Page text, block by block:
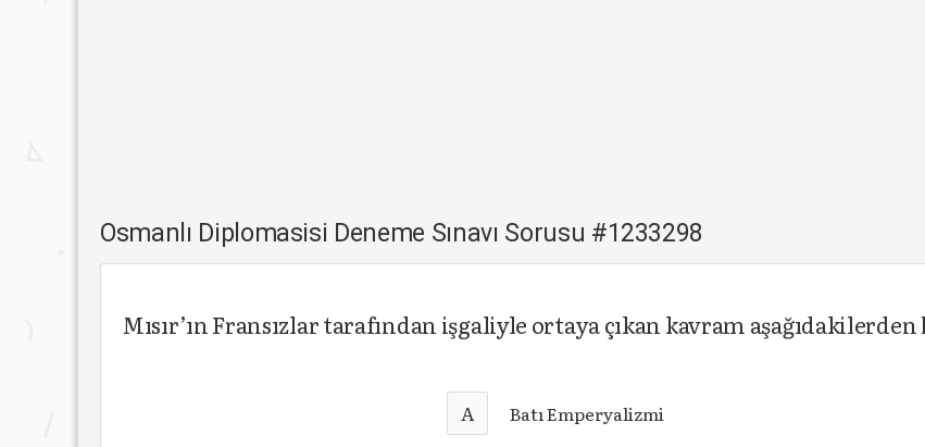
Osmanlı Diplomasisi Deneme Sınavı Sorusu #1233298
Mısır’ın Fransızlar tarafından işgaliyle ortaya çıkan kavram
A Batı Emperyalizmi